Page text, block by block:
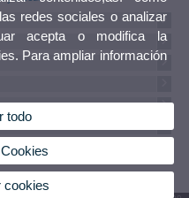
redes sociales o analizar
acepta o modifica la
Para ampliar información
todo
cookies